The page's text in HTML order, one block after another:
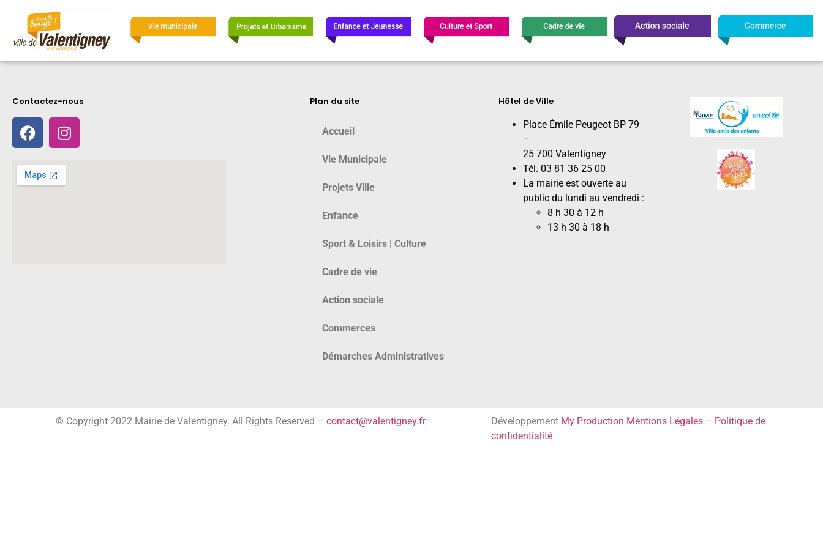
Contactez-nous Plan du site
Accueil
Vie Municipale
Projets Ville
Enfance
Sport & Loisirs | Culture
Cadre de vie
Action sociale
Commerces
Démarches Administratives
Hôtel de Ville
Place Émile Peugeot BP 79
–
25 700 Valentigney
Tél. 03 81 36 25 00
La mairie est ouverte au
public du lundi au vendredi :
8 h 30 à 12 h
13 h 30 à 18 h
© Copyright 2022 Mairie de Valentigney. All Rights Reserved – contact@valentigney.fr Développement My Production Mentions Légales– Politique de
confidentialité